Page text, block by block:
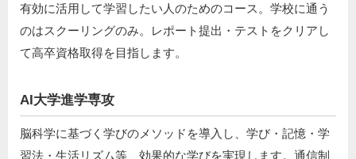
有効に活用して学習したい人のためのコース。学校に通う
のはスクーリングのみ。レポート提出・テストをクリアし
て高卒資格取得を目指します。
AI大学進学専攻
脳科学に基づく学びのメソッドを導入し、学び・記憶・学
習法・生活リズム等、効果的な学びを実現します。通信制